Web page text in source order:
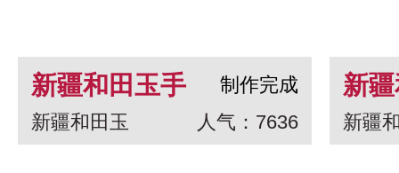
新疆和田玉手
串 龙生九子
制作完成
新疆和田玉
人气：7636
新
白
新疆